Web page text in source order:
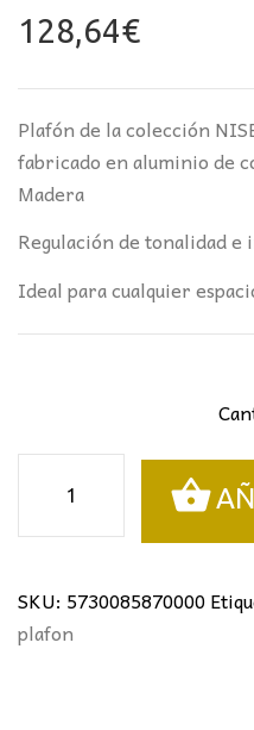
128,64€
Plafón de la colección
fabricado en aluminio de
Madera
Regulación de tonalidad
Ideal para cualquier
NISEKOII
50Ø
*MADERA
cantidad
SKU: 5730085870000
plafon